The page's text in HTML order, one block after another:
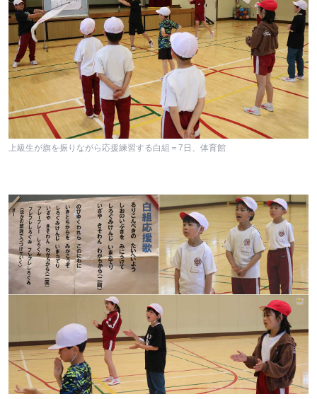
上級生が旗を振りながら応援練習する白組＝7日、体育館